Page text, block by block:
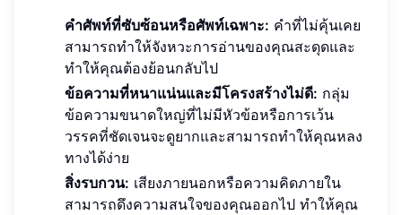
คำศัพท์ที่ซับซ้อนหรือศัพท์เฉพาะ: คำที่ไม่คุ้นเคย
สามารถทำให้จังหวะการอ่านของคุณสะดุดและ
ทำให้คุณต้องย้อนกลับไป
ข้อความที่หนาแน่นและมีโครงสร้างไม่ดี: กลุ่ม
ข้อความขนาดใหญ่ที่ไม่มีหัวข้อหรือการเว้น
วรรคที่ชัดเจนจะดูยากและสามารถทำให้คุณหลง
ทางได้ง่าย
สิ่งรบกวน: เสียงภายนอกหรือความคิดภายใน
สามารถดึงความสนใจของคุณออกไป ทำให้คุณ